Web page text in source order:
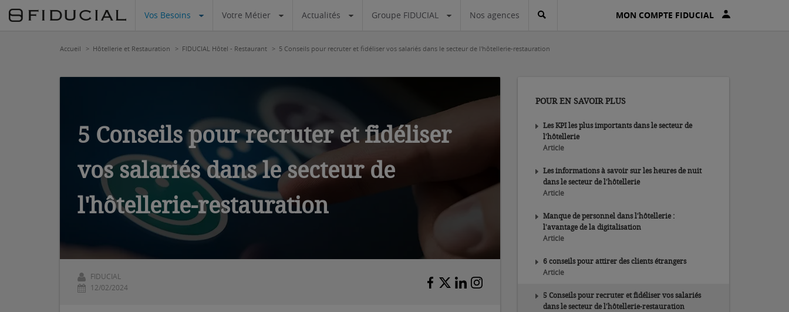
MON COMPTE FIDUCIAL
Vos Besoins Votre Métier Actualités Groupe FIDUCIAL Nos agences
Accueil Hôtellerie et Restauration FIDUCIAL Hôtel - Restaurant 5 Conseils pour recruter et fidéliser vos salariés dans le secteur de l'hôtellerie-restauration
5 Conseils pour recruter et fidéliser
vos salariés dans le secteur de
l'hôtellerie-restauration
FIDUCIAL
12/02/2024
POUR EN SAVOIR PLUS
Les KPI les plus importants dans le secteur de
l'hôtellerie
Article
Les informations à savoir sur les heures de nuit
dans le secteur de l'hôtellerie
Article
Manque de personnel dans l'hôtellerie :
l'avantage de la digitalisation
Article
6 conseils pour attirer des clients étrangers
Article
5 Conseils pour recruter et fidéliser vos salariés
dans le secteur de l'hôtellerie-restauration